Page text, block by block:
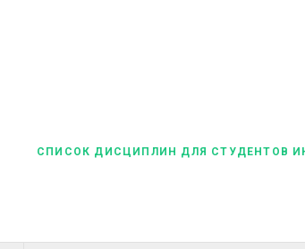
СПИСОК ДИСЦИПЛИН ДЛЯ СТУДЕНТОВ